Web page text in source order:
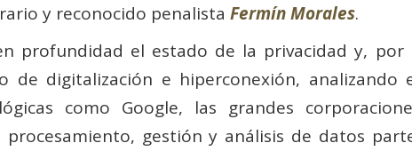
y reconocido penalistaFermín Morales.
profundidad el estado de la privacidad y, por
de digitalización e hiperconexión, analizando
como Google, las grandes
gestión y análisis de datos